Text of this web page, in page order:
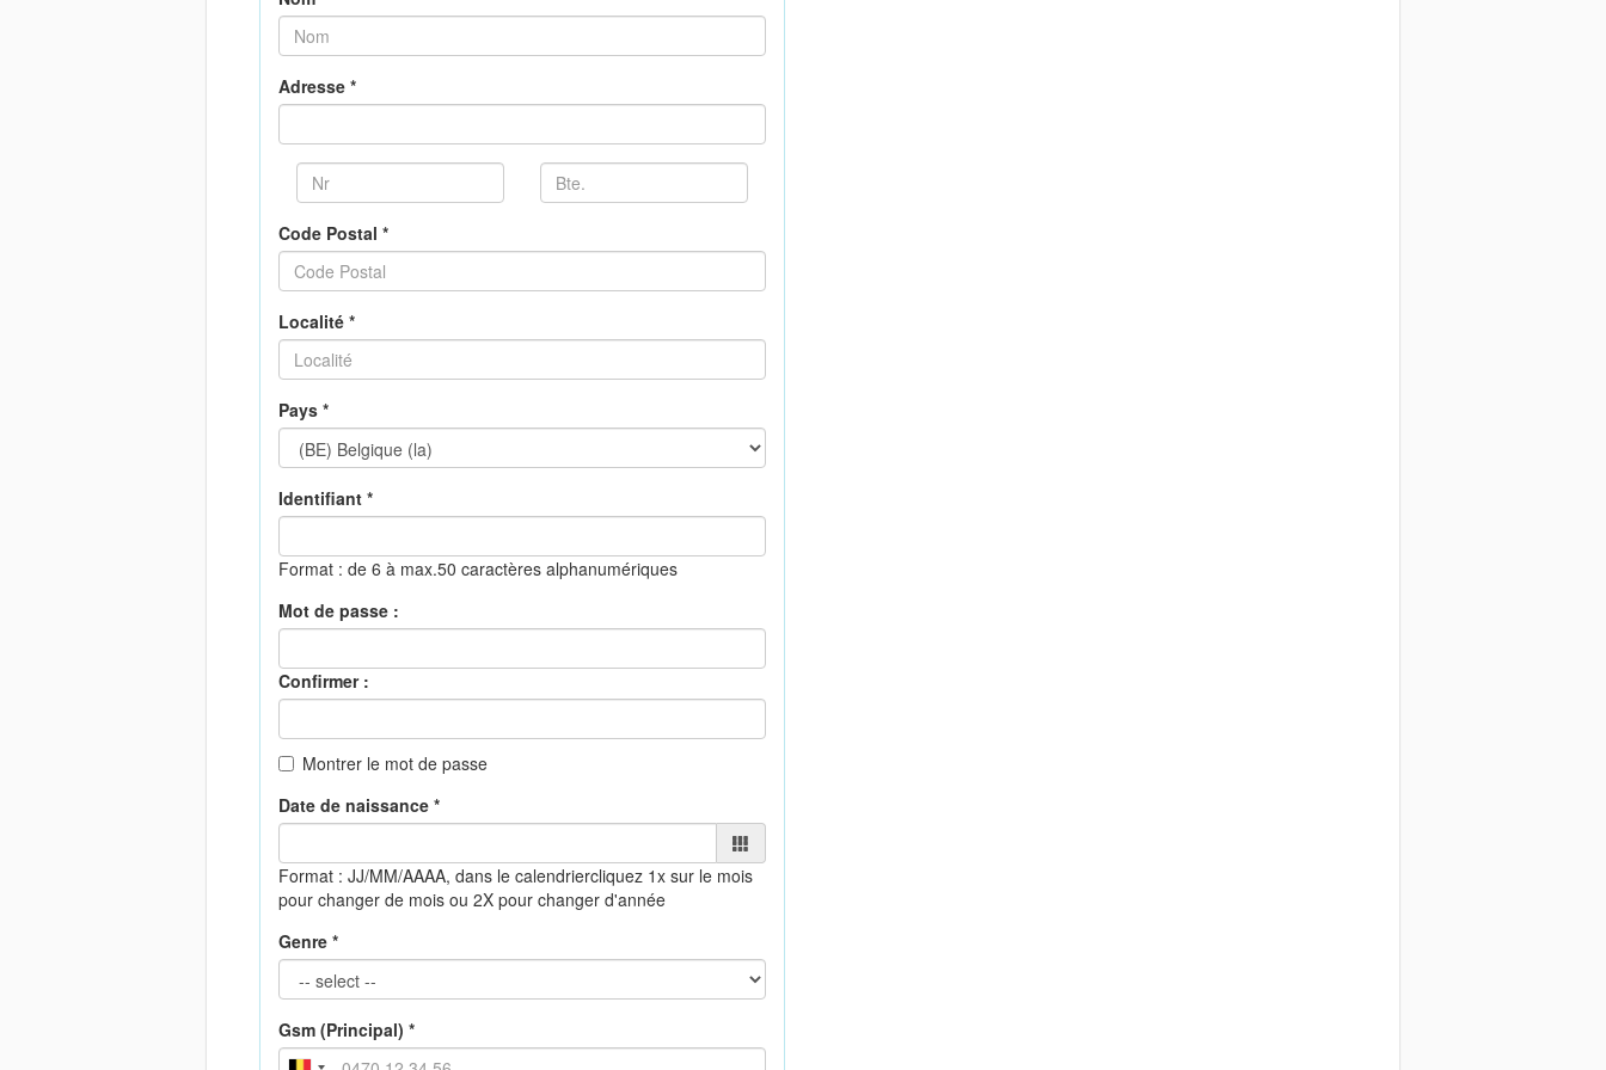
Adresse *
Code Postal *
Localité *
Pays *
Identifiant *
Format : de 6 à max.50 caractères alphanumériques
Mot de passe :
Confirmer :
Montrer le mot de passe
Date de naissance *
Format : JJ/MM/AAAA, dans le calendriercliquez 1x sur le mois
pour changer de mois ou 2X pour changer d'année
Genre *
Gsm (Principal) *